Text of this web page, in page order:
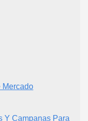
Mercado
Y Campanas Para